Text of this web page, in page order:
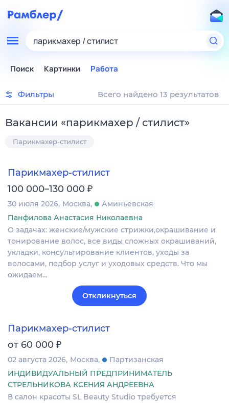
парикмахер / стилист
Поиск Картинки Работа
Фильтры Всего найдено 13 результатов
Вакансии «парикмахер / стилист»
Парикмахер-стилист
Парикмахер-стилист
100 000–130 000 ₽
30 июля 2026 Москва
Аминьевская
Панфилова Анастасия Николаевна
О задачах: женские/мужские стрижки,окрашивание и
тонирование волос, все виды сложных окрашиваний,
укладки, консультирование клиентов, уходы за
волосами, подбор услуг и уходовых средств. Что мы
ожидаем…
Откликнуться
Парикмахер-стилист
от 60 000 ₽
02 августа 2026 Москва
Партизанская
ИНДИВИДУАЛЬНЫЙ ПРЕДПРИНИМАТЕЛЬ
СТРЕЛЬНИКОВА КСЕНИЯ АНДРЕЕВНА
В салон красоты SL Beauty Studio требуется